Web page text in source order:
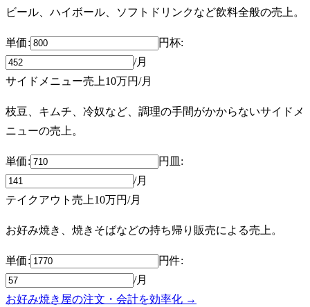
ビール、ハイボール、ソフトドリンクなど飲料全般の売上。
単価: 円杯:
/月
サイドメニュー売上10万円/月
枝豆、キムチ、冷奴など、調理の手間がかからないサイドメ
ニューの売上。
単価: 円 皿 :
/月
テイクアウト売上10万円/月
お好み焼き、焼きそばなどの持ち帰り販売による売上。
単価: 円件:
/月
お好み焼き屋の注文・会計を効率化 →